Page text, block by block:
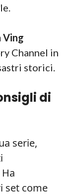
Ving
Channel in
storici.
di
serie,
Ha
set come